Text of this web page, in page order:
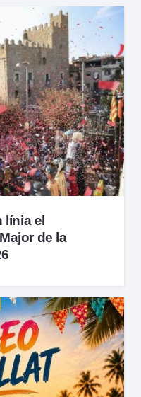
línia el
de la